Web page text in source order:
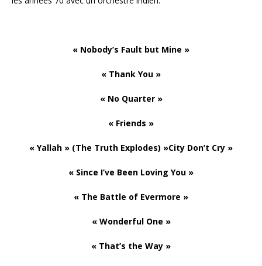
« Nobody’s Fault but Mine »
« Thank You »
« No Quarter »
« Friends »
« Yallah » (The Truth Explodes) »City Don’t Cry »
« Since I’ve Been Loving You »
« The Battle of Evermore »
« Wonderful One »
« That’s the Way »